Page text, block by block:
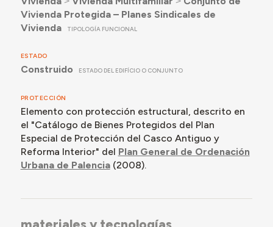
Vivienda Protegida – Planes Sindicales de
Vivienda
TIPOLOGÍA FUNCIONAL
ESTADO
Construido ESTADO DEL EDIFÍCIO O CONJUNTO
PROTECCIÓN
Elemento con protección estructural, descrito en
el "Catálogo de Bienes Protegidos del Plan
Especial de Protección del Casco Antiguo y
Reforma Interior" del Plan General de Ordenación
Urbana de Palencia(2008).